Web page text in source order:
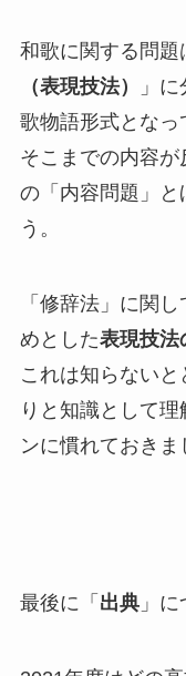
和歌に関する問題
（表現技法）
」
歌物語形式とな
そこまでの内容
の「内容問題」と
う。
「修辞法」に関
めとした表現技法
これは知らない
りと知識として
ンに慣れておきま
最後に「 出典」に